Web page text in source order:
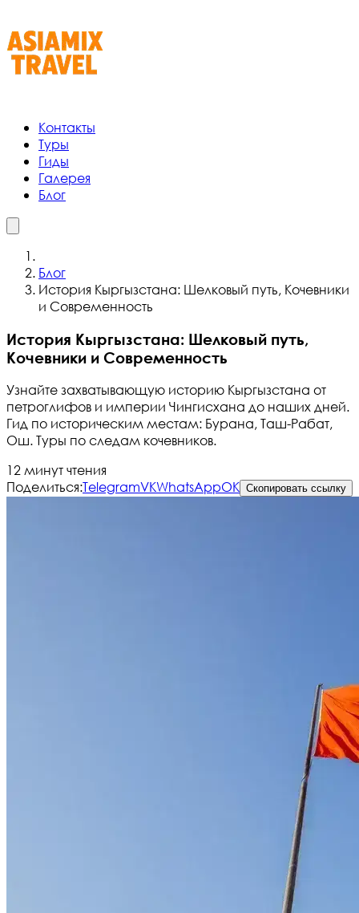
Контакты
Туры
Гиды
Галерея
Блог
Блог
История Кыргызстана: Шелковый путь, Кочевники
и Современность
История Кыргызстана: Шелковый путь,
Кочевники и Современность
Узнайте захватывающую историю Кыргызстана от
петроглифов и империи Чингисхана до наших дней.
Гид по историческим местам: Бурана, Таш-Рабат,
Ош. Туры по следам кочевников.
12 минут чтения
Поделиться:TelegramVKWhatsAppOK Скопировать ссылку